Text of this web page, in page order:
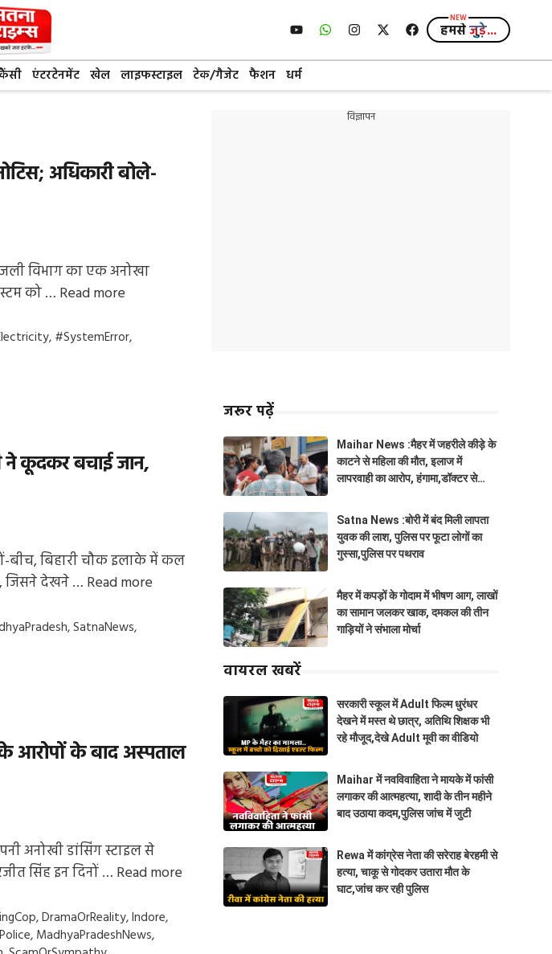
हमसेजुड़े...
एंटरटेनमेंट खेल लाइफस्टाइल टेक/गैजेट फैशन धर्म
अधिकारी बोले-
विभाग का एक अनोखा
को … Read more
, #SystemError,
ने कूदकर बचाई जान,
बीच, बिहारी चौक इलाके में कल
जिसने देखने … Read more
,SatnaNews,
के आरोपों के बाद अस्पताल
अनोखी डांसिंग स्टाइल से
सिंह इन दिनों … Read more
,DramaOrReality,Indore,
, MadhyaPradeshNews,
विज्ञापन
जरूर पढ़ें
Maihar News :मैहर में जहरीले कीड़े के
काटने से महिला की मौत, इलाज में
लापरवाही का आरोप, हंगामा,डॉक्टर से
Satna News :बोरी में बंद मिली लापता
युवक की लाश, पुलिस पर फूटा लोगों का
गुस्सा,पुलिस पर पथराव
मैहर में कपड़ों के गोदाम में भीषण आग, लाखों
का सामान जलकर खाक, दमकल की तीन
गाड़ियों ने संभाला मोर्चा
वायरल खबरें
सरकारी स्कूल में Adult फिल्म धुरंधर
देखने में मस्त थे छात्र, अतिथि शिक्षक भी
रहे मौजूद,देखे Adult मूवी का वीडियो
Maihar में नवविवाहिता ने मायके में फांसी
लगाकर की आत्महत्या, शादी के तीन महीने
बाद उठाया कदम,पुलिस जांच में जुटी
Rewa में कांग्रेस नेता की सरेराह बेरहमी से
हत्या, चाकू से गोदकर उतारा मौत के
घाट,जांच कर रही पुलिस